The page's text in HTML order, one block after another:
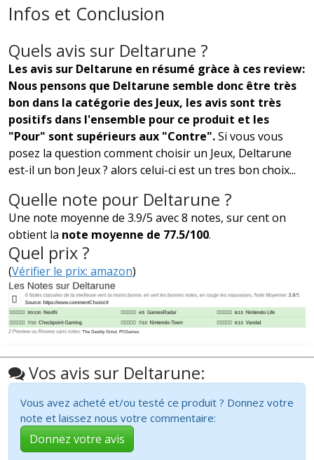
Infos et Conclusion
Quels avis sur Deltarune ?
Les avis sur Deltarune en résumé gràce à ces review:
Nous pensons que Deltarune semble donc être très
bon dans la catégorie des Jeux, les avis sont très
positifs dans l'ensemble pour ce produit et les
"Pour" sont supérieurs aux "Contre".Si vous vous
posez la question comment choisir un Jeux, Deltarune
est-il un bon Jeux ? alors celui-ci est un tres bon choix...
Quelle note pour Deltarune ?
Une note moyenne de 3.9/5 avec 8 notes, sur cent on
obtient la note moyenne de 77.5/100.
Quel prix ?
(Vérifier le prix: amazon)
Vos avis sur Deltarune:
Vous avez acheté et/ou testé ce produit ? Donnez votre
note et laissez nous votre commentaire:
Donnez votre avis